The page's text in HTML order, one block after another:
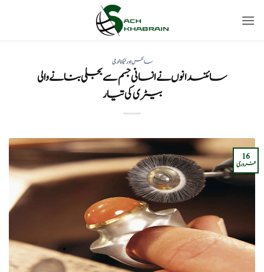
سائنس اور ٹیکنالوجی
سائنسدانوں نے انسانی جسم سے بجلی بنانے والی
بیٹری کی تیار
16
فروری